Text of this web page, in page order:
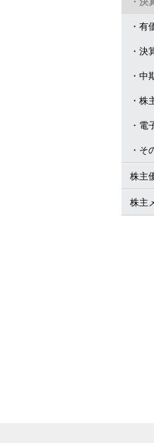
・有
・決
・中
・株
・電
・そ
株主
株主